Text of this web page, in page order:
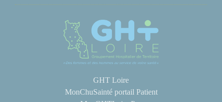
GHT Loire
MonChuSainté portail Patient